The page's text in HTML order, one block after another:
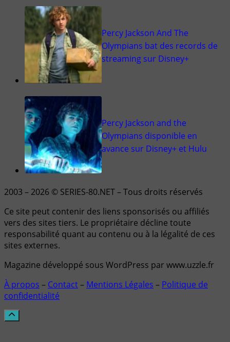
Percy Jackson And The
Olympians bat des records de
streaming sur Disney+
Percy Jackson and the
Olympians disponible en
avance sur Disney+ et Hulu
2003 – 2026 © SERIES-80.NET – Tous droits réservés
Ce site peut contenir des liens sponsorisés ou affiliés
vers des sites tiers. Le propriétaire décline toute
responsabilité quant au contenu ou à la légalité de ces
sites externes.
Magazine développé sous WordPress par www.uzzle.fr
À propos – Contact– Mentions Légales – Politique de
confidentialité